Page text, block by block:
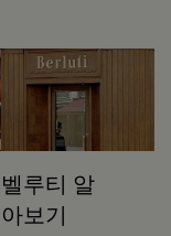
벨루티 알
아보기